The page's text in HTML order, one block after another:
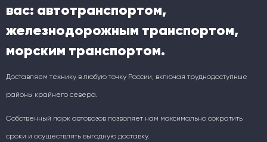
вас: автотранспортом,
железнодорожным транспортом,
морским транспортом.
Доставляем технику в любую точку России, включая труднодоступные
районы крайнего севера.
Собственный парк автовозов позволяет нам максимально сократить
сроки и осуществлять выгодную доставку.